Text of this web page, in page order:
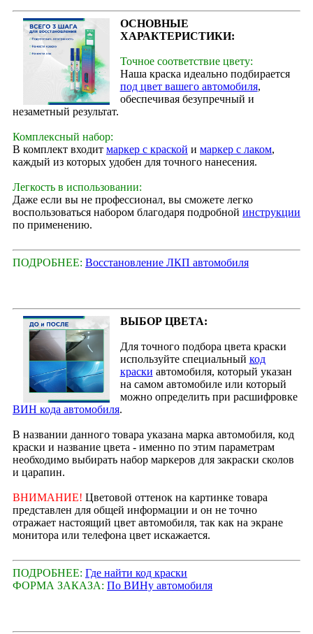
ОСНОВНЫЕ
ХАРАКТЕРИСТИКИ:
Точное соответствие цвету:
Наша краска идеально подбирается
под цвет вашего автомобиля,
обеспечивая безупречный и
незаметный результат.
Комплексный набор:
В комплект входит маркер с краской и маркер с лаком,
каждый из которых удобен для точного нанесения.
Легкость в использовании:
Даже если вы не профессионал, вы сможете легко
воспользоваться набором благодаря подробной инструкции
по применению.
ПОДРОБНЕЕ: Восстановление ЛКП автомобиля
ВЫБОР ЦВЕТА:
Для точного подбора цвета краски
используйте специальный код
краски автомобиля, который указан
на самом автомобиле или который
можно определить при расшифровке
ВИН кода автомобиля.
В названии данного товара указана марка автомобиля, код
краски и название цвета - именно по этим параметрам
необходимо выбирать набор маркеров для закраски сколов
и царапин.
ВНИМАНИЕ! Цветовой оттенок на картинке товара
представлен для общей информации и он не точно
отражает настоящий цвет автомобиля, так как на экране
монитора или телефона цвет искажается.
ПОДРОБНЕЕ: Где найти код краски
ФОРМА ЗАКАЗА: По ВИНу автомобиля